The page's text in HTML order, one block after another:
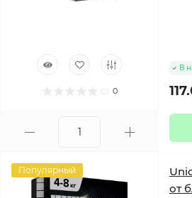
0
В
Популярный
от